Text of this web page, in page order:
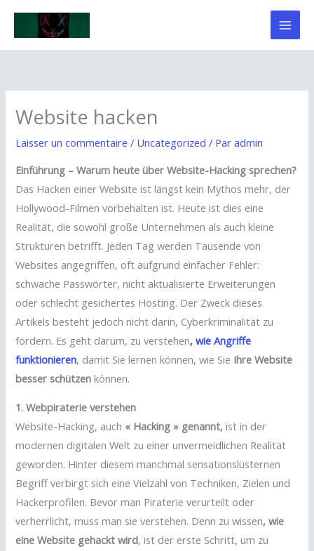
contenu
Website hacken
Laisser un commentaire / Uncategorized / Paradmin
Einführung – Warum heute über Website-Hacking sprechen?
Das Hacken einer Website ist längst kein Mythos mehr, der
Hollywood-Filmen vorbehalten ist. Heute ist dies eine
Realität, die sowohl große Unternehmen als auch kleine
Strukturen betrifft. Jeden Tag werden Tausende von
Websites angegriffen, oft aufgrund einfacher Fehler:
schwache Passwörter, nicht aktualisierte Erweiterungen
oder schlecht gesichertes Hosting. Der Zweck dieses
Artikels besteht jedoch nicht darin, Cyberkriminalität zu
fördern. Es geht darum, zu verstehen, wie Angriffe
funktionieren, damit Sie lernen können, wie Sie Ihre Website
besser schützen können.
1. Webpiraterie verstehen
Website-Hacking, auch « Hacking » genannt, ist in der
modernen digitalen Welt zu einer unvermeidlichen Realität
geworden. Hinter diesem manchmal sensationslüsternen
Begriff verbirgt sich eine Vielzahl von Techniken, Zielen und
Hackerprofilen. Bevor man Piraterie verurteilt oder
verherrlicht, muss man sie verstehen. Denn zu wissen, wie
eine Website gehackt wird, ist der erste Schritt, um zu